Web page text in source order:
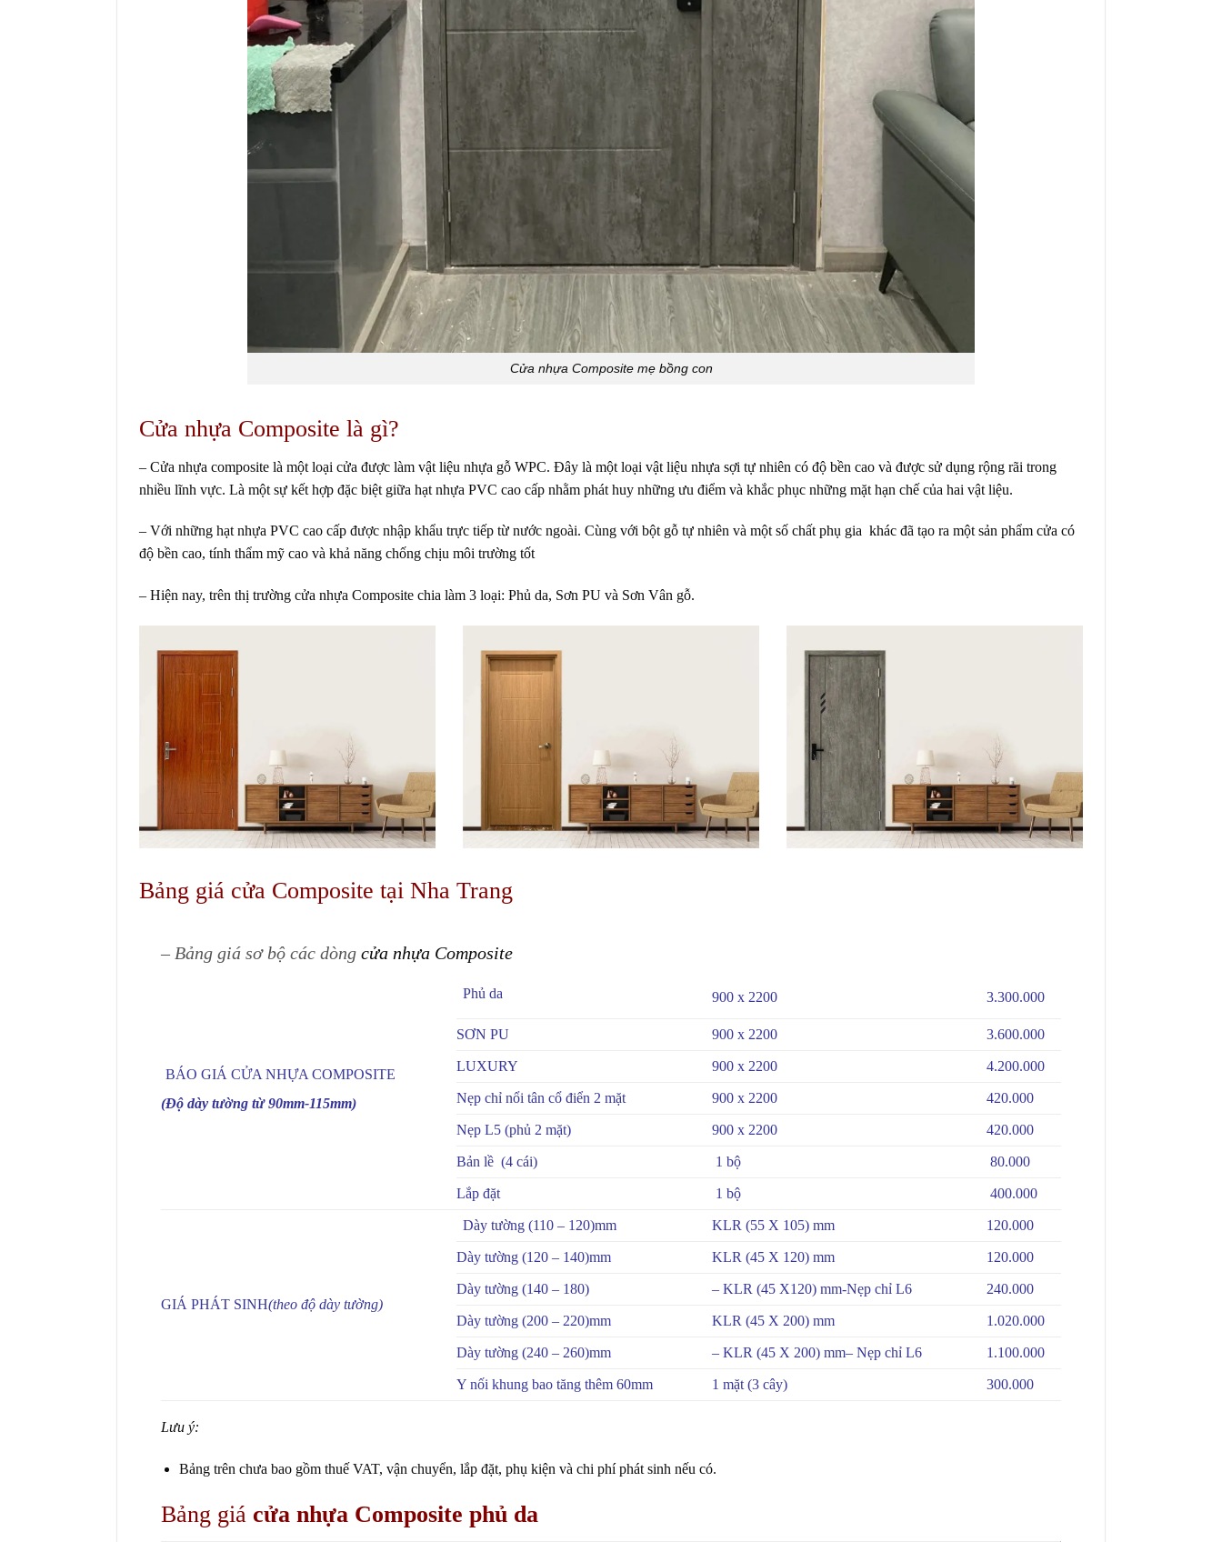
Cửa nhựa Composite mẹ bồng con
Cửa nhựa Composite là gì?
–Cửa nhựa compositelà một loại cửa được làm vật liệu nhựa gỗ WPC. Đây là một loại vật liệu nhựa sợi tự nhiên có độ bền cao và được sử dụng rộng rãi trong
nhiều lĩnh vực. Là một sự kết hợp đặc biệt giữa hạt nhựa PVC cao cấp nhằm phát huy những ưu điểm và khắc phục những mặt hạn chế của hai vật liệu.
– Với những hạt nhựa PVC cao cấp được nhập khẩu trực tiếp từ nước ngoài. Cùng với bột gỗ tự nhiên và một số chất phụ gia khác đã tạo ra một sản phẩm cửa có
độ bền cao, tính thẩm mỹ cao và khả năng chống chịu môi trường tốt
– Hiện nay, trên thị trường cửa nhựa Composite chia làm 3 loại: Phủ da, Sơn PU và Sơn Vân gỗ.
Bảng giá cửa Composite tại Nha Trang
– Bảng giá sơ bộ các dòng cửa nhựa Composite
BÁO GIÁ CỬA NHỰA COMPOSITE
(Độ dày tường từ 90mm-115mm)
Phủ da 900 x 2200 3.300.000
SƠN PU 900 x 2200 3.600.000
LUXURY 900 x 2200 4.200.000
Nẹp chỉ nổi tân cổ điển 2 mặt 900 x 2200 420.000
Nẹp L5 (phủ 2 mặt) 900 x 2200 420.000
Bản lề (4 cái) 1 bộ 80.000
Lắp đặt 1 bộ 400.000
GIÁ PHÁT SINH(theo độ dày tường)
Dày tường (110 – 120)mm KLR (55 X 105) mm 120.000
Dày tường (120 – 140)mm KLR (45 X 120) mm 120.000
Dày tường (140 – 180) – KLR (45 X120) mm-Nẹp chỉ L6 240.000
Dày tường (200 – 220)mm KLR (45 X 200) mm 1.020.000
Dày tường (240 – 260)mm – KLR (45 X 200) mm– Nẹp chỉ L6 1.100.000
Y nối khung bao tăng thêm 60mm 1 mặt (3 cây) 300.000
Lưu ý:
Bảng trên chưa bao gồm thuế VAT, vận chuyển, lắp đặt, phụ kiện và chi phí phát sinh nếu có.
Bảng giá cửa nhựa Composite phủ da